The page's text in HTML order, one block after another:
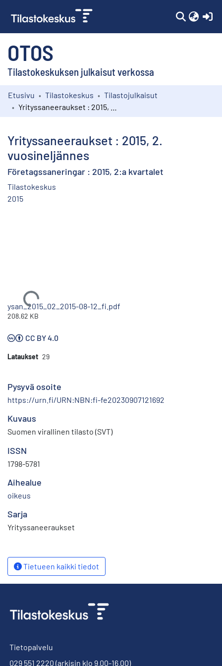
OTOS
Tilastokeskuksen julkaisut verkossa
Kokoelmat
Etusivu Tilastokeskus
Tilastojulkaisut
Yrityssaneeraukset : 2015, 2.
vuosineljännes
Företagssaneringar : 2015, 2:a kvartalet
Tilastokeskus
2015
Ladataan...
ysan_2015_02_2015-08-12_fi.pdf
208.62 KB
CC BY 4.0
Lataukset 29
Pysyvä osoite
https://urn.fi/URN:NBN:fi-fe20230907121692
Kuvaus
Suomen virallinen tilasto (SVT)
ISSN
1798-5781
Aihealue
oikeus
Sarja
Yrityssaneeraukset
Tietueen kaikki tiedot
Tietopalvelu
029 551 2220 (arkisin klo 9.00-16.00)